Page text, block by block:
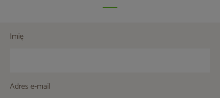
Imię
Adres e-mail